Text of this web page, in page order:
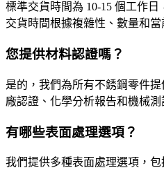
標準交貨時間為 10-15 個工作
交貨時間根據複雜性、數量和
您提供材料認證嗎？
是的，我們為所有不銹鋼零件
廠認證、化學分析報告和機械測
有哪些表面處理選項？
我們提供多種表面處理選項，